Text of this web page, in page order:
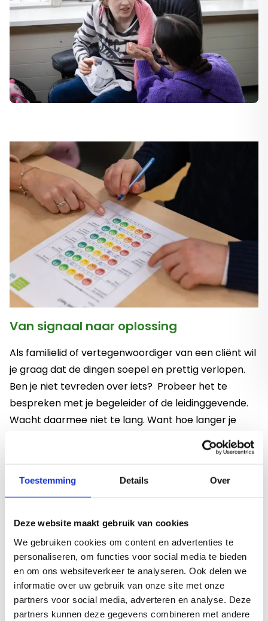
Toestemming Details Over
Deze website maakt gebruik van cookies
We gebruiken cookies om content en advertenties te
personaliseren, om functies voor social media te bieden
en om ons websiteverkeer te analyseren. Ook delen we
informatie over uw gebruik van onze site met onze
partners voor social media, adverteren en analyse. Deze
partners kunnen deze gegevens combineren met andere
Van signaal naar oplossing
Als familielid of vertegenwoordiger van een cliënt wil
je graag dat de dingen soepel en prettig verlopen.
Ben je niet tevreden over iets? Probeer het te
bespreken met je begeleider of de leidinggevende.
Wacht daarmee niet te lang. Want hoe langer je
Klachtenfunctionaris
Klachtencommissie
Klacht over onvrijwillige zorg